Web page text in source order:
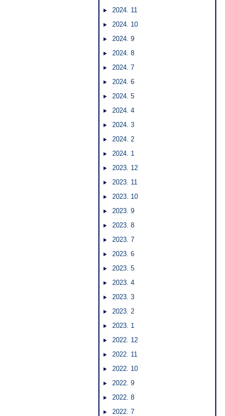
2024. 11
2024. 10
2024. 9
2024. 8
2024. 7
2024. 6
2024. 5
2024. 4
2024. 3
2024. 2
2024. 1
2023. 12
2023. 11
2023. 10
2023. 9
2023. 8
2023. 7
2023. 6
2023. 5
2023. 4
2023. 3
2023. 2
2023. 1
2022. 12
2022. 11
2022. 10
2022. 9
2022. 8
2022. 7